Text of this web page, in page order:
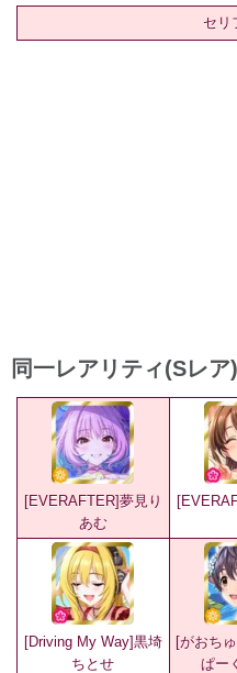
セリ
同一レアリティ(Sレ
[EVERAFTER]夢見り
あむ
[Driving My Way]黒埼
ちとせ
[がおち
ぱー